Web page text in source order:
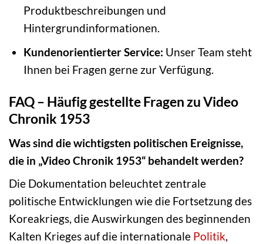
Produktbeschreibungen und
Hintergrundinformationen.
Kundenorientierter Service: Unser Team steht
Ihnen bei Fragen gerne zur Verfügung.
FAQ – Häufig gestellte Fragen zu Video
Chronik 1953
Was sind die wichtigsten politischen Ereignisse,
die in „Video Chronik 1953“ behandelt werden?
Die Dokumentation beleuchtet zentrale
politische Entwicklungen wie die Fortsetzung des
Koreakriegs, die Auswirkungen des beginnenden
Kalten Krieges auf die internationale Politik,